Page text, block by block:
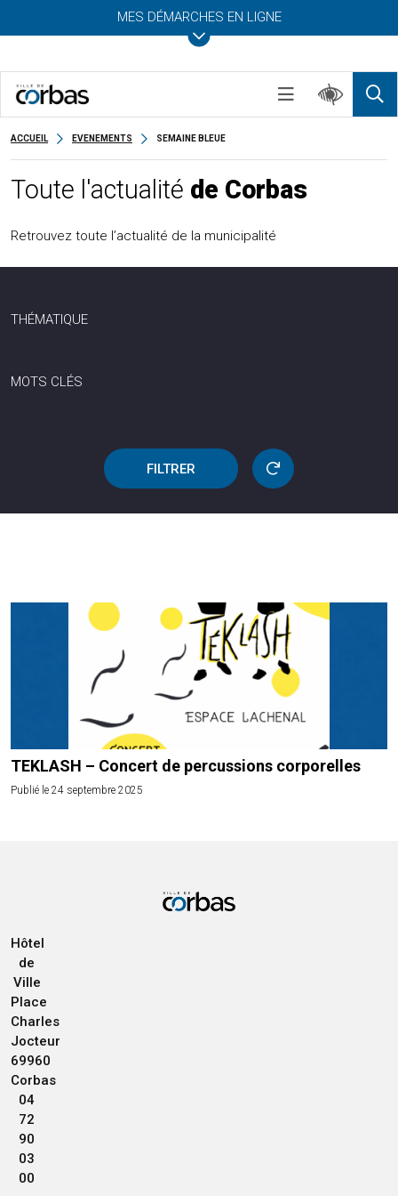
MES DÉMARCHES EN LIGNE
ACCUEIL EVENEMENTS SEMAINE BLEUE
Toute l'actualité de Corbas
Retrouvez toute l’actualité de la municipalité
THÉMATIQUE
MOTS CLÉS
FILTRER
TEKLASH – Concert de percussions corporelles
Publié le 24 septembre 2025
Hôtel
de
Ville
Place
Charles
Jocteur
69960
Corbas
04
72
90
03
00